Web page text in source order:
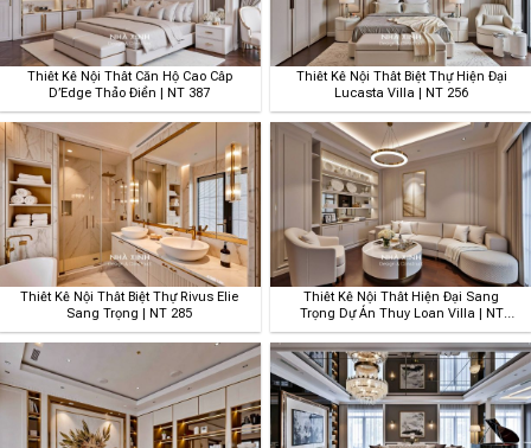
Thiết Kế Nội Thất Căn Hộ Cao Cấp
D’Edge Thảo Điền | NT 387
Thiết Kế Nội Thất Biệt Thự Hiện Đại
Lucasta Villa | NT 256
Thiết Kế Nội Thất Biệt Thự Rivus Elie
Sang Trọng | NT 285
Thiết Kế Nội Thất Hiện Đại Sang
Trọng Dự Án Thuy Loan Villa | NT
284